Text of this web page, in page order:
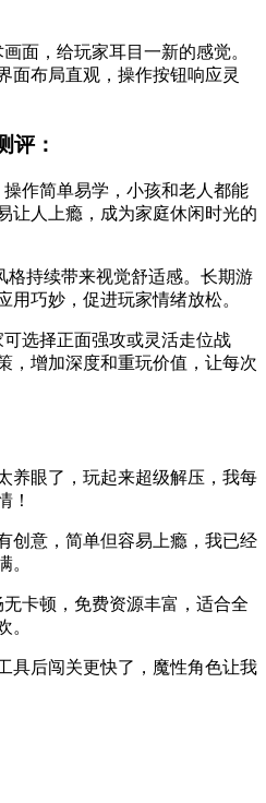
面，给玩家耳目一新的感觉。
面布局直观，操作按钮响应灵
评：
作简单易学，小孩和老人都能
让人上瘾，成为家庭休闲时光的
格持续带来视觉舒适感。长期游
用巧妙，促进玩家情绪放松。
选择正面强攻或灵活走位战
，增加深度和重玩价值，让每次
养眼了，玩起来超级解压，我每
！
创意，简单但容易上瘾，我已经
。
卡顿，免费资源丰富，适合全
。
具后闯关更快了，魔性角色让我